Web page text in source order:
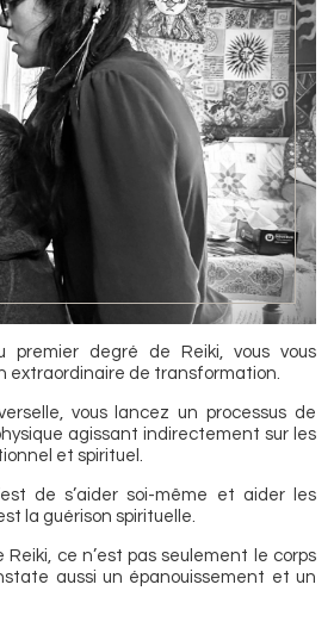
premier degré de Reiki, vous vous
extraordinaire de transformation.
vous lancez un processus de
agissant indirectement sur les
et spirituel.
de s’aider soi-même et aider les
la guérison spirituelle.
ce n’est pas seulement le corps
aussi un épanouissement et un